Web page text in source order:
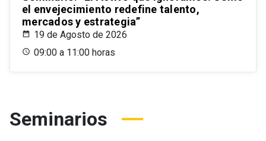
el envejecimiento redefine talento,
mercados y estrategia”
19 de Agosto de 2026
09:00 a 11:00 horas
Seminarios